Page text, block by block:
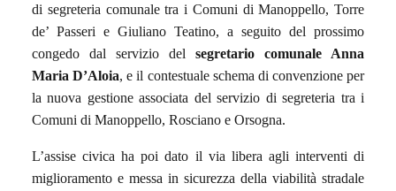
di segreteria comunale tra i Comuni di Manoppello, Torre
de’ Passeri e Giuliano Teatino, a seguito del prossimo
congedo dal servizio del segretario comunale Anna
Maria D’Aloia, e il contestuale schema di convenzione per
la nuova gestione associata del servizio di segreteria tra i
Comuni di Manoppello, Rosciano e Orsogna.
L’assise civica ha poi dato il via libera agli interventi di
miglioramento e messa in sicurezza della viabilità stradale